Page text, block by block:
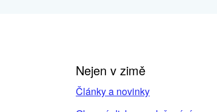
Nejen v zimě
Články a novinky